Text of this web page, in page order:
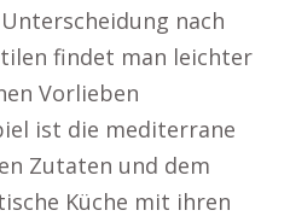
nach
findet man leichter
Vorlieben
ist die mediterrane
Zutaten und dem
Küche mit ihren